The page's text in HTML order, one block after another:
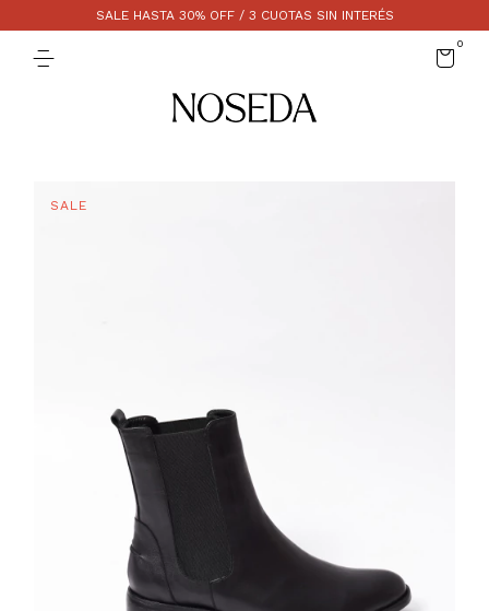
SALE HASTA 30% OFF / 3 CUOTAS SIN INTERÉS
0